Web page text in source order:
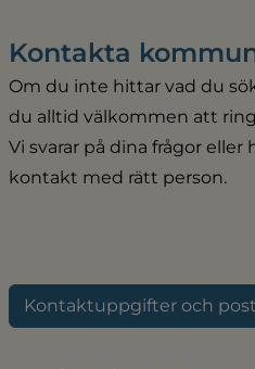
Kontakta
Om du inte hittar vad du
du alltid välkommen att
Vi svarar på dina frågor
kontakt med rätt person.
Kontaktuppgifter och